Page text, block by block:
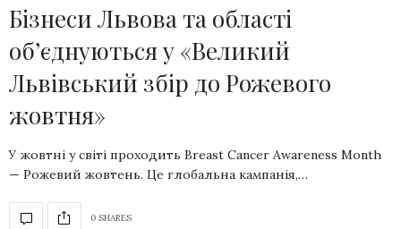
Бізнеси Львова та області
об’єднуються у «Великий
Львівський збір до Рожевого
жовтня»
У жовтні у світі проходить Breast Cancer Awareness Month
— Рожевий жовтень. Це глобальна кампанія,…
0 SHARES